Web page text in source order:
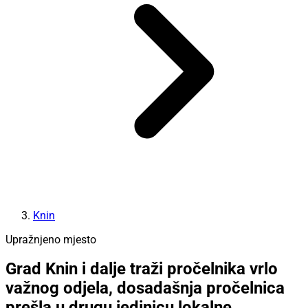
Knin
Upražnjeno mjesto
Grad Knin i dalje traži pročelnika vrlo
važnog odjela, dosadašnja pročelnica